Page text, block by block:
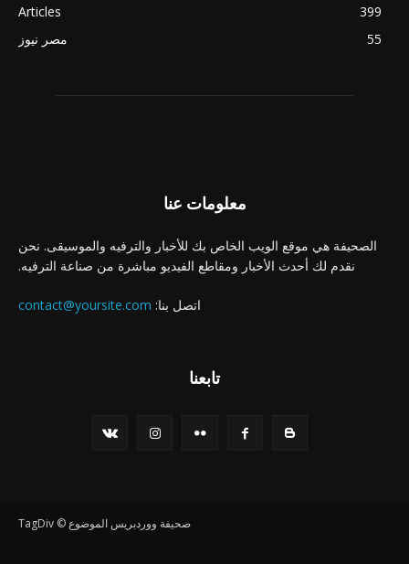
Articles
399
مصر نيوز
55
معلومات عنا
الصحيفة هي موقع الويب الخاص بك للأخبار والترفيه والموسيقى. نحن
نقدم لك أحدث الأخبار ومقاطع الفيديو مباشرة من صناعة الترفيه.
اتصل بنا: contact@yoursite.com
تابعنا
صحيفة ووردبريس الموضوع © TagDiv